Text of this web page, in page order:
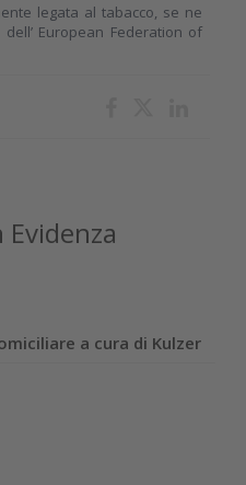
legata al tabacco, se ne
European Federation of
Evidenza
a cura di Kulzer